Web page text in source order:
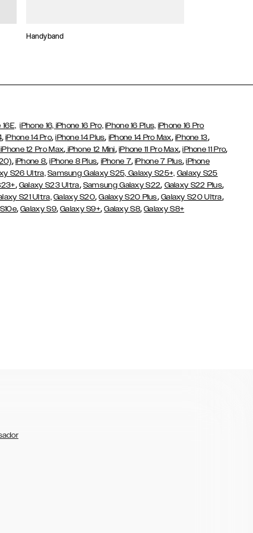
Handyband
16E, iPhone 16, iPhone 16 Pro, iPhone 16 Plus, iPhone 16 Pro
,iPhone 14 Pro,iPhone 14 Plus, iPhone 14 Pro Max, iPhone 13,
12 Pro Max, iPhone 12 Mini, iPhone 11 Pro Max,iPhone 11 Pro,
, iPhone 8,iPhone 8 Plus, iPhone 7,iPhone 7 Plus,iPhone
S26 Ultra, Samsung Galaxy S25, Galaxy S25+, Galaxy S25
, Galaxy S23 Ultra, Samsung Galaxy S22, Galaxy S22 Plus,
S21 Ultra, Galaxy S20,Galaxy S20 Plus, Galaxy S20 Ultra,
,Galaxy S9,Galaxy S9+,Galaxy S8,Galaxy S8+